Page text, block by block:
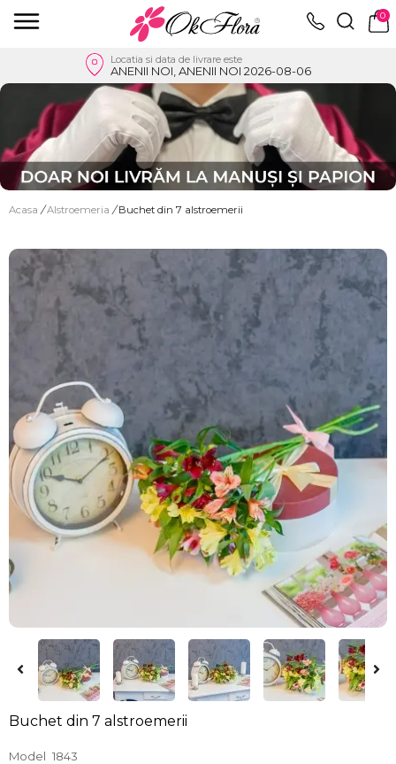
0
Locatia si data de livrare este
ANENII NOI, ANENII NOI 2026-08-06
Acasa / Alstroemeria / Buchet din 7 alstroemerii
Buchet din 7 alstroemerii
Model 1843